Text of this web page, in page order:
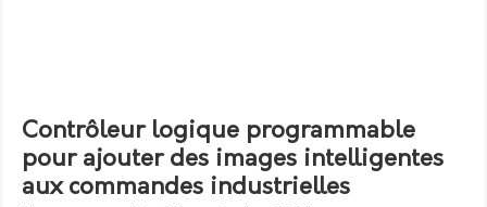
Contrôleur logique programmable
pour ajouter des images intelligentes
aux commandes industrielles